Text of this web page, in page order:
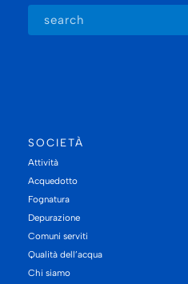
SOCIETÀ
Attività
Acquedotto
Fognatura
Depurazione
Comuni serviti
Qualità dell’acqua
Chi siamo